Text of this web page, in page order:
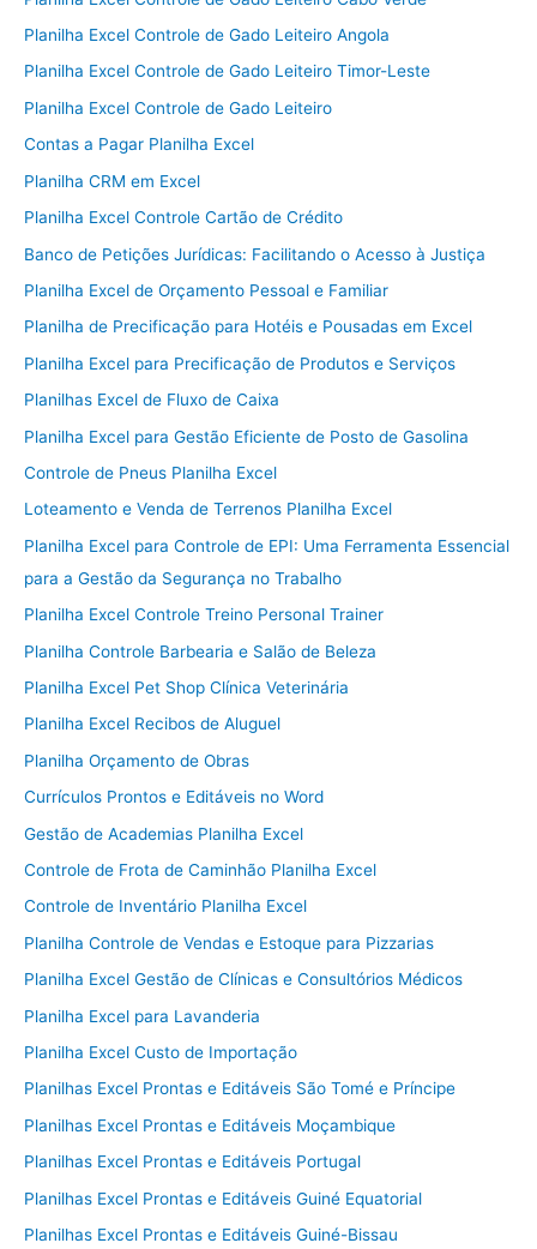
Planilha Excel Controle de Gado Leiteiro Angola
Planilha Excel Controle de Gado Leiteiro Timor-Leste
Planilha Excel Controle de Gado Leiteiro
Contas a Pagar Planilha Excel
Planilha CRM em Excel
Planilha Excel Controle Cartão de Crédito
Banco de Petições Jurídicas: Facilitando o Acesso à Justiça
Planilha Excel de Orçamento Pessoal e Familiar
Planilha de Precificação para Hotéis e Pousadas em Excel
Planilha Excel para Precificação de Produtos e Serviços
Planilhas Excel de Fluxo de Caixa
Planilha Excel para Gestão Eficiente de Posto de Gasolina
Controle de Pneus Planilha Excel
Loteamento e Venda de Terrenos Planilha Excel
Planilha Excel para Controle de EPI: Uma Ferramenta Essencial
para a Gestão da Segurança no Trabalho
Planilha Excel Controle Treino Personal Trainer
Planilha Controle Barbearia e Salão de Beleza
Planilha Excel Pet Shop Clínica Veterinária
Planilha Excel Recibos de Aluguel
Planilha Orçamento de Obras
Currículos Prontos e Editáveis no Word
Gestão de Academias Planilha Excel
Controle de Frota de Caminhão Planilha Excel
Controle de Inventário Planilha Excel
Planilha Controle de Vendas e Estoque para Pizzarias
Planilha Excel Gestão de Clínicas e Consultórios Médicos
Planilha Excel para Lavanderia
Planilha Excel Custo de Importação
Planilhas Excel Prontas e Editáveis São Tomé e Príncipe
Planilhas Excel Prontas e Editáveis Moçambique
Planilhas Excel Prontas e Editáveis Portugal
Planilhas Excel Prontas e Editáveis Guiné Equatorial
Planilhas Excel Prontas e Editáveis Guiné-Bissau